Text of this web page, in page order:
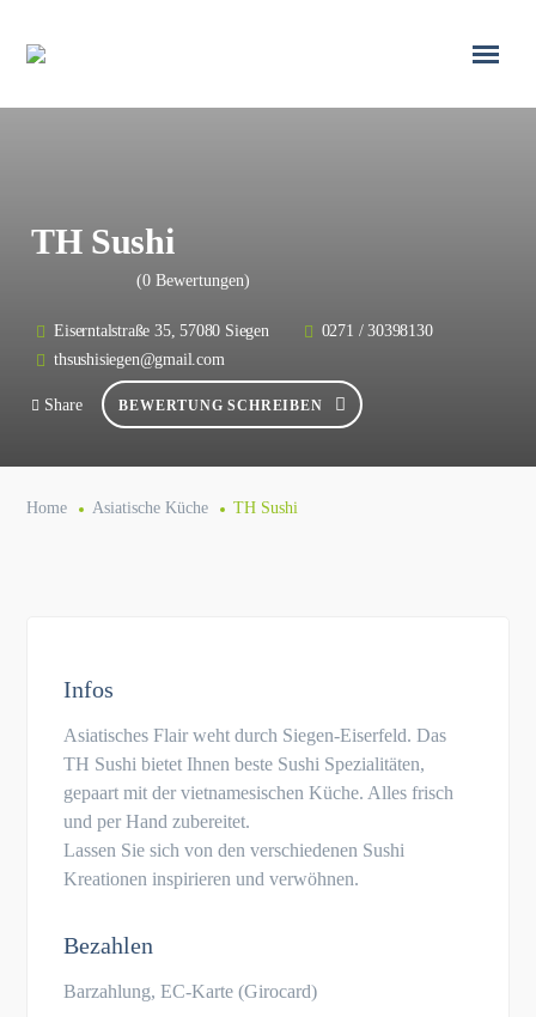
TH Sushi
(0 Bewertungen)
Eiserntalstraße 35, 57080 Siegen
0271 / 30398130
thsushisiegen@gmail.com
Share BEWERTUNG SCHREIBEN
Home Asiatische Küche TH Sushi
Infos
Asiatisches Flair weht durch Siegen-Eiserfeld. Das
TH Sushi bietet Ihnen beste Sushi Spezialitäten,
gepaart mit der vietnamesischen Küche. Alles frisch
und per Hand zubereitet.
Lassen Sie sich von den verschiedenen Sushi
Kreationen inspirieren und verwöhnen.
Bezahlen
Barzahlung, EC-Karte (Girocard)